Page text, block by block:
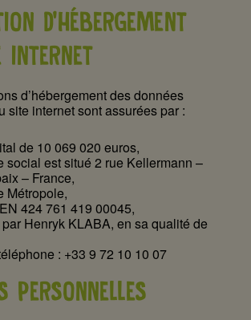
D’HÉBERGEMENT
INTERNET
d’hébergement des données
site internet sont assurées par :
de 10 069 020 euros,
social est situé 2 rue Kellermann –
– France,
Métropole,
424 761 419 00045,
Henryk KLABA, en sa qualité de
: +33 9 72 10 10 07
PERSONNELLES